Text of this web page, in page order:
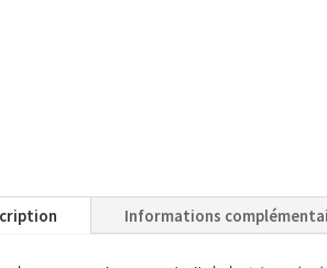
Informations